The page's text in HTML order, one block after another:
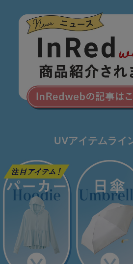
B65 B70 B75
C70 C75 C80
D70 D75 D80
E65 E70 E75 E80
F70 F75 F80
SS S M
L LL
S-AB S-CD
M-AB M-EF
L-AB L-CD L-EF
すべてのサイズを表
2,000～2,999円
4,000円～ 3足
セールアイテムから探す
セールアイテム
UVアイテムライ